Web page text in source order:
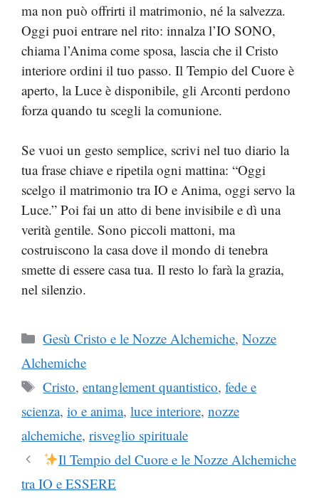
ma non può offrirti il matrimonio, né la salvezza.
Oggi puoi entrare nel rito: innalza l’IO SONO,
chiama l’Anima come sposa, lascia che il Cristo
interiore ordini il tuo passo. Il Tempio del Cuore è
aperto, la Luce è disponibile, gli Arconti perdono
forza quando tu scegli la comunione.
Se vuoi un gesto semplice, scrivi nel tuo diario la
tua frase chiave e ripetila ogni mattina: “Oggi
scelgo il matrimonio tra IO e Anima, oggi servo la
Luce.” Poi fai un atto di bene invisibile e dì una
verità gentile. Sono piccoli mattoni, ma
costruiscono la casa dove il mondo di tenebra
smette di essere casa tua. Il resto lo farà la grazia,
nel silenzio.
Categorie
Gesù Cristo e le Nozze Alchemiche,Nozze
Alchemiche
Tag
Cristo,entanglement quantistico,fede e
scienza, io e anima, luce interiore, nozze
alchemiche, risveglio spirituale
Il Tempio del Cuore e le Nozze Alchemiche
tra IO e ESSERE